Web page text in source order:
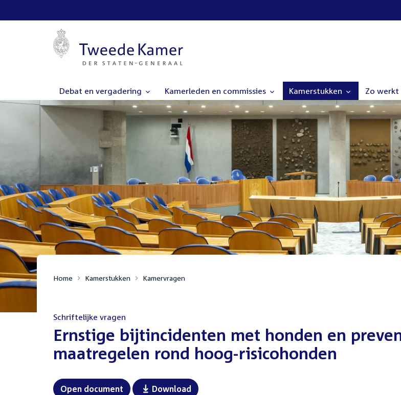
Debat en vergadering Kamerleden en commissies Kamerstukken Zo werkt
Home Kamerstukken Kamervragen
Schriftelijke vragen
:Ernstige bijtincidenten met honden en
maatregelen rond hoog-risicohonden
Open document Download